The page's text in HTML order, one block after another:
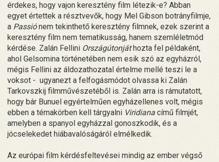
érdekes, hogy vajon keresztény film létezik-e? Abban
egyet értettek a résztvevők, hogy Mel Gibson botrányfilmje,
a Passiónem tekinthető keresztény filmnek, ezek szerint a
keresztény film nem tematikusság, hanem szemléletmód
kérdése. Zalán Fellini Országútonjáthozta fel példaként,
ahol Gelsomina történetében nem esik szó az egyházról,
mégis Fellini az áldozathozatal értelme mellé teszi le a
voksot - ugyanezt a felfogásmódot olvassa ki Zalán
Tarkovszkij filmművészetéből is. Zalán arra is rámutatott,
hogy bár Bunuel egyértelműen egyházellenes volt, mégis
ebben a témakörben kell tárgyalni Viridiana című filmjét,
amelyben a spanyol egyházzal gonoszkodik, és a
jócselekedet hiábavalóságáról elmélkedik.
Az európai film kérdésfeltevései mindig az ember végső